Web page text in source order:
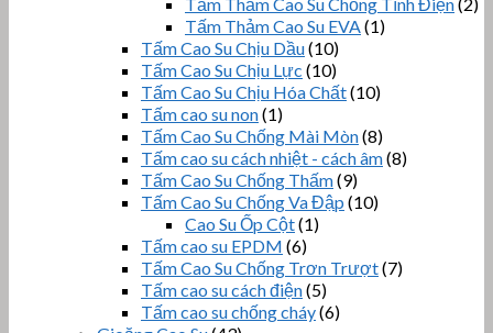
Tấm Thảm Cao Su EVA(1)
Tấm Cao Su Chịu Dầu(10)
Tấm Cao Su Chịu Lực (10)
Tấm Cao Su Chịu Hóa Chất(10)
Tấm cao su non(1)
Tấm Cao Su Chống Mài Mòn(8)
Tấm cao su cách nhiệt - cách âm(8)
Tấm Cao Su Chống Thấm(9)
Tấm Cao Su Chống Va Đập (10)
Cao Su Ốp Cột(1)
Tấm cao su EPDM (6)
Tấm Cao Su Chống Trơn Trượt(7)
Tấm cao su cách điện(5)
Tấm cao su chống cháy(6)